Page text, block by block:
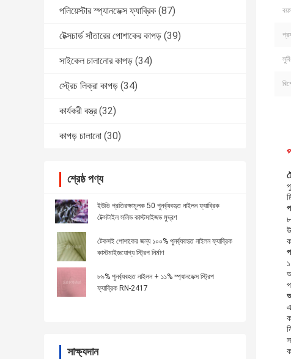
পলিয়েস্টার স্প্যানডেক্স ফ্যাব্রিক (87)
টেক্সচার্ড সাঁতারের পোশাকের কাপড় (39)
সাইকেল চালানোর কাপড় (34)
স্ট্রেচ লিক্রা কাপড় (34)
কার্যকরী বস্ত্র (32)
কাপড় চালানো (30)
শ্রেষ্ঠ পণ্য
ইউভি প্রতিরক্ষামূলক 50 পুনর্ব্যবহৃত নাইলন ফ্যাব্রিক
টেক্সটাইল সলিড কাস্টমাইজড মুদ্রণ
টেকসই পোশাকের জন্য ১০০% পুনর্ব্যবহৃত নাইলন ফ্যাব্রিক
কাস্টমাইজযোগ্য স্ট্রিপ নির্মাণ
৮৯% পুনর্ব্যবহৃত নাইলন + ১১% স্প্যানডেক্স স্ট্রিপ
ফ্যাব্রিক RN-2417
সাক্ষ্যদান